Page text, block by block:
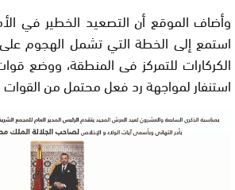
وأضاف الموقع أن التصعيد الخطير في
استمع إلى الخطة التي تشمل الهجوم
الكركارات للتمركز فى المنطقة، ووضع
استنفار لمواجهة رد فعل محتمل من القوات